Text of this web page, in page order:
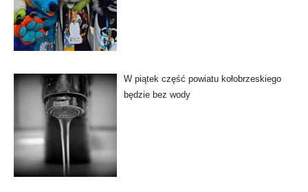
W piątek część powiatu kołobrzeskiego
będzie bez wody